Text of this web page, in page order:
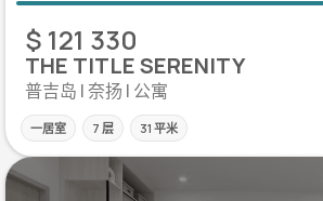
$ 121 330
THE TITLE SERENITY
普吉岛 | 奈扬 | 公寓
一居室 7 层 31 平米